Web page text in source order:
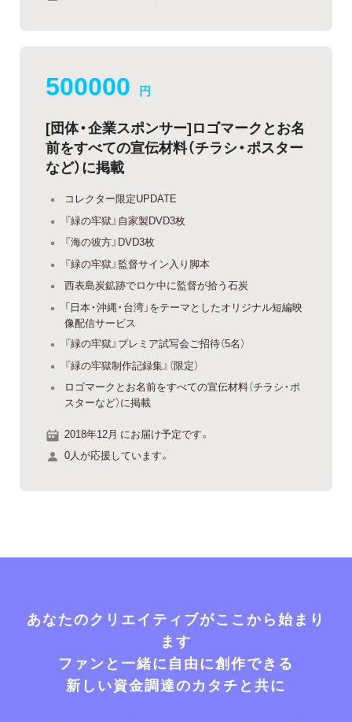
500000 円
[団体・企業スポンサー]ロゴマークとお名
前をすべての宣伝材料（チラシ・ポスター
など）に掲載
コレクター限定UPDATE
『緑の牢獄』自家製DVD3枚
『海の彼方』DVD3枚
『緑の牢獄』監督サイン入り脚本
西表島炭鉱跡でロケ中に監督が拾う石炭
「日本・沖縄・台湾」をテーマとしたオリジナル短編映
像配信サービス
『緑の牢獄』プレミア試写会ご招待（5名）
『緑の牢獄制作記録集』（限定）
ロゴマークとお名前をすべての宣伝材料（チラシ・ポ
スターなど）に掲載
2018年12月 にお届け予定です。
0人が応援しています。
あなたのクリエイティブがここから始まり
ます
ファンと一緒に自由に創作できる
新しい資金調達のカタチと共に